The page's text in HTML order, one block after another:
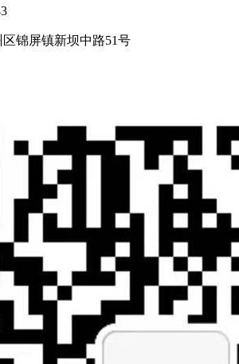
锦屏镇新坝中路51号